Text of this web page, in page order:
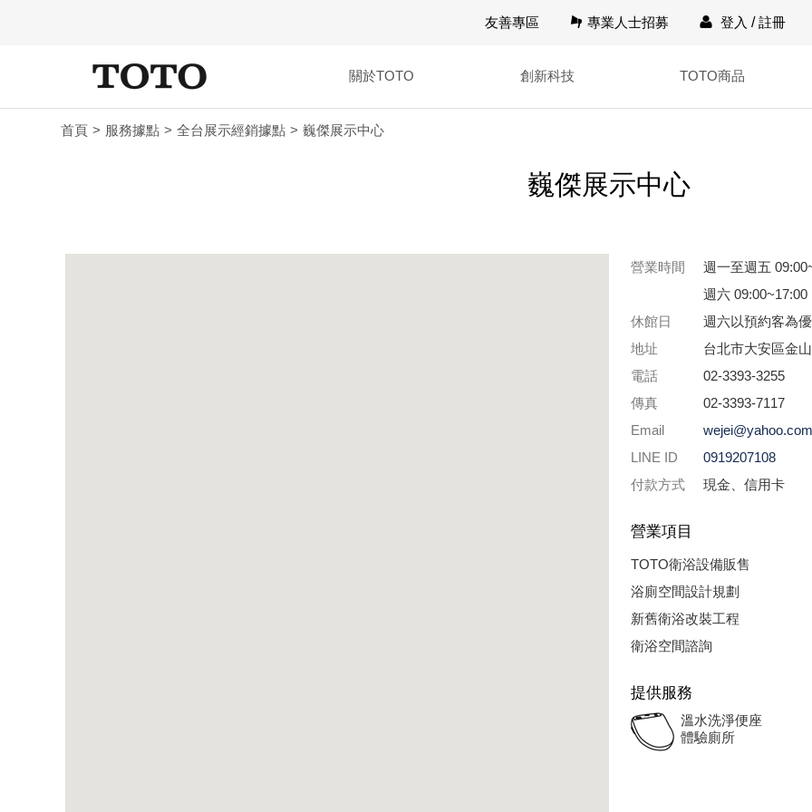
友善專區 專業人士招募 登入 /註冊
關於TOTO 創新科技 TOTO商品
首頁 服務據點 全台展示經銷據點 巍傑展示中心
巍傑展示中心
營業時間
週一至週五
週六 09:00~17:00
休館日
週六以預約客為
地址
台北市大安區金
電話
02-3393-3255
傳真
02-3393-7117
Email
LINE ID
0919207108
付款方式
現金、信用卡
營業項目
TOTO衛浴設備販售
浴廁空間設計規劃
新舊衛浴改裝工程
衛浴空間諮詢
提供服務
溫水洗淨便座
體驗廁所